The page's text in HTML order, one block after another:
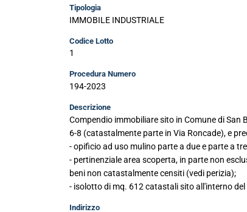
Tipologia
IMMOBILE INDUSTRIALE
Codice Lotto
1
Procedura Numero
194-2023
Descrizione
Compendio immobiliare sito in Comune di San
6-8 (catastalmente parte in Via Roncade), e
- opificio ad uso mulino parte a due e parte a
- pertinenziale area scoperta, in parte non
beni non catastalmente censiti (vedi perizia);
- isolotto di mq. 612 catastali sito all'interno
Indirizzo